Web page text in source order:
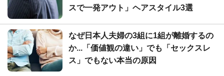
スで一発アウト」ヘアスタイル3選
なぜ日本人夫婦の3組に1組が離婚するの
か...「価値観の違い」でも「セックスレ
ス」でもない本当の原因